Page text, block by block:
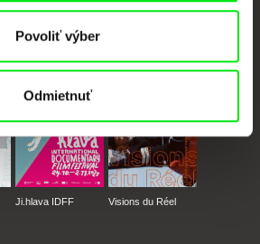
Povoliť výber
Odmietnuť
Millennium Docs
Against Gravity
Ji.hlava IDFF Visions du Réel